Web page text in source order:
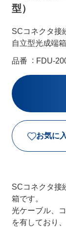
型）
SCコネクタ接
自立型光成端
品番 FDU-
お気に
SCコネクタ接
箱です。
光ケーブル、
を有しており